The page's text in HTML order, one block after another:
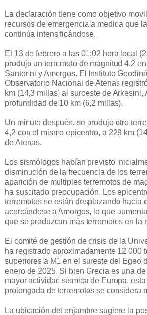
La declaración tiene como objetivo
recursos de emergencia a medida que
continúa intensificándose.
El 13 de febrero a las 01:02 hora local
produjo un terremoto de magnitud 4,2
Santorini y Amorgos. El Instituto
Observatorio Nacional de Atenas
km (14,3 millas) al suroeste de Arkesini,
profundidad de 10 km (6,2 millas).
Un minuto después, se produjo otro
4,2 con el mismo epicentro, a 229 km
de Atenas.
Los sismólogos habían previsto
disminución de la frecuencia de los
aparición de múltiples terremotos de
ha suscitado preocupación. Los
terremotos se están desplazando hacia
acercándose a Amorgos, lo que
que se produzcan más terremotos en la
El comité de gestión de crisis de la
ha registrado aproximadamente 12 000
superiores a M1 en el sureste del Egeo
enero de 2025. Si bien Grecia es una
mayor actividad sísmica de Europa,
prolongada de terremotos se considera
La ubicación del enjambre sugiere la